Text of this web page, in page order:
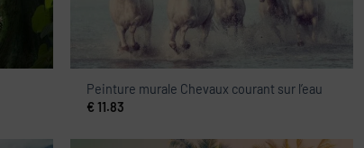
Peinture murale Chevaux courant sur l’eau
€ 11.83